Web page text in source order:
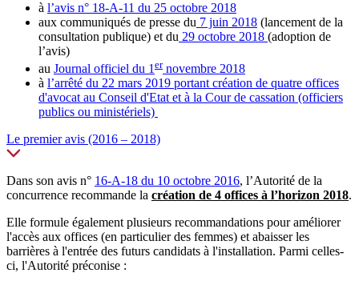
à l’avis n° 18-A-11 du 25 octobre 2018
aux communiqués de presse du 7 juin 2018 (lancement de la
consultation publique) et du 29 octobre 2018 (adoption de
l’avis)
au Journal officiel du 1ernovembre 2018
à l’arrêté du 22 mars 2019 portant création de quatre offices
d'avocat au Conseil d'Etat et à la Cour de cassation (officiers
publics ou ministériels)
Le premier avis (2016 – 2018)
Dans son avis n° 16-A-18 du 10 octobre 2016, l’Autorité de la
concurrence recommande la création de 4 offices à l’horizon 2018.
Elle formule également plusieurs recommandations pour améliorer
l'accès aux offices (en particulier des femmes) et abaisser les
barrières à l'entrée des futurs candidats à l'installation. Parmi celles-
ci, l'Autorité préconise :